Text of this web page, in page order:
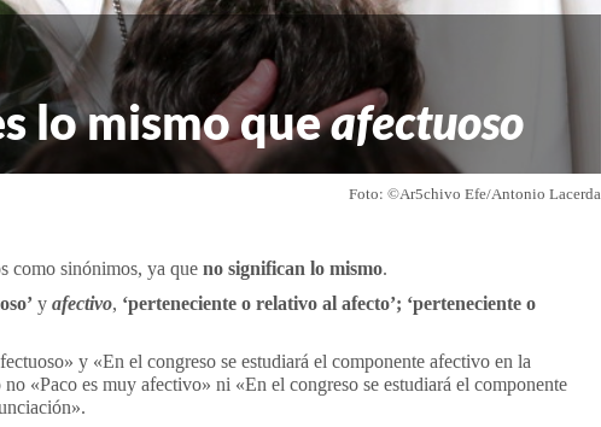
lo mismo queafectuoso
Foto: ©Ar5chivo Efe/Antonio Lacerda
como sinónimos, ya que no significan lo mismo.
y afectivo, ‘perteneciente o relativo al afecto’; ‘perteneciente o
y «En el congreso se estudiará el componente afectivo en la
«Paco es muy afectivo» ni «En el congreso se estudiará el componente